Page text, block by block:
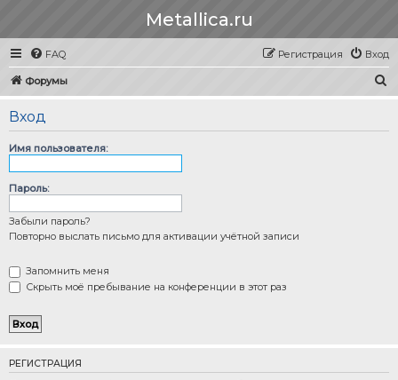
Metallica.ru
FAQ Вход
Регистрация
Форумы
Вход
Имя пользователя:
Пароль:
Забыли пароль?
Повторно выслать письмо для активации учётной записи
Запомнить меня
Скрыть моё пребывание на конференции в этот раз
РЕГИСТРАЦИЯ